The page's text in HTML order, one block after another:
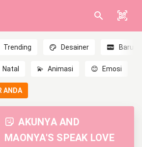
Trending Desainer Baru
Natal 💫 Animasi 😊 Emosi
ANDA
AKUNYA AND
MAONYA'S SPEAK LOVE